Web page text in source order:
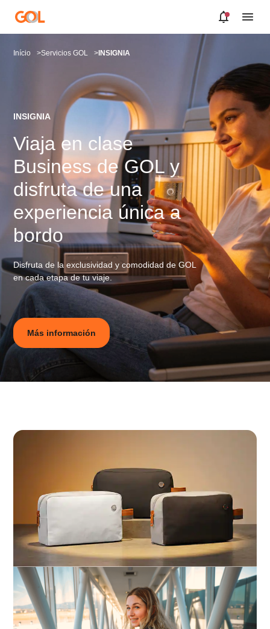
Saltar al contenido principal
Início Servicios GOL INSIGNIA
INSIGNIA
Viaja en clase
Business de GOL y
disfruta de una
experiencia única a
bordo
Disfruta de la exclusividad y comodidad de GOL
en cada etapa de tu viaje.
Más información